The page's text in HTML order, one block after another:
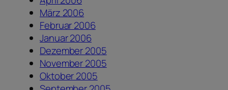
März 2006
Februar 2006
Januar 2006
Dezember 2005
November 2005
Oktober 2005